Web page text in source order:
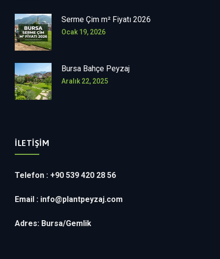
Serme Çim m² Fiyatı 2026
Ocak 19, 2026
Bursa Bahçe Peyzaj
Aralık 22, 2025
İLETIŞIM
Telefon : +90 539 420 28 56
Email : info@plantpeyzaj.com
Adres: Bursa/Gemlik